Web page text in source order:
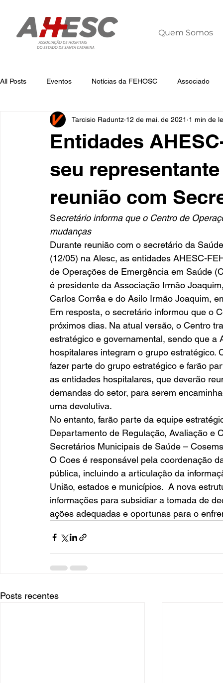
Quem Somos
All Posts Eventos Notícias da FEHOSC Associado
Notícias da AHESC Liderança Dia
Entidades
seu
reunião com
Tarcisio Raduntz 12 de mai. de 2021 1 min de
Secretário informa que o Centro de
mudanças
Durante reunião com o secretário da
(12/05) na Alesc, as entidades AHESC-
de Operações de Emergência em Saúde
é presidente da Associação Irmão
Carlos Corrêa e do Asilo Irmão Joaquim,
Em resposta, o secretário informou que o
próximos dias. Na atual versão, o Centro
estratégico e governamental, sendo que
hospitalares integram o grupo
fazer parte do grupo estratégico e farão
as entidades hospitalares, que deverão
demandas do setor, para serem
uma devolutiva.
No entanto, farão parte da equipe
Departamento de Regulação, Avaliação e
Secretários Municipais de Saúde –
O Coes é responsável pela coordenação
pública, incluindo a articulação da
União, estados e municípios.  A nova
informações para subsidiar a tomada de
ações adequadas e oportunas para o
Posts recentes